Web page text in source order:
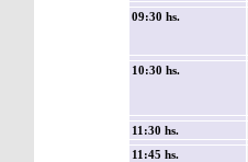
09:30 hs.
10:30 hs.
11:30 hs.
11:45 hs.